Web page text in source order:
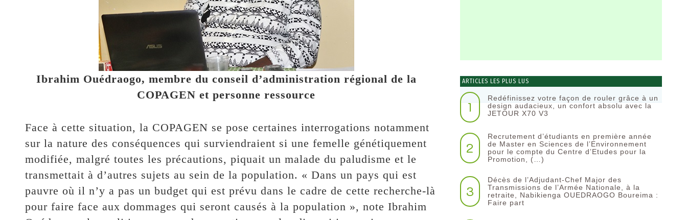
Ibrahim Ouédraogo, membre du conseil d’administration régional de la
COPAGEN et personne ressource
Face à cette situation, la COPAGEN se pose certaines interrogations notamment
sur la nature des conséquences qui surviendraient si une femelle génétiquement
modifiée, malgré toutes les précautions, piquait un malade du paludisme et le
transmettait à d’autres sujets au sein de la population. « Dans un pays qui est
pauvre où il n’y a pas un budget qui est prévu dans le cadre de cette recherche-là
pour faire face aux dommages qui seront causés à la population », note Ibrahim
ARTICLES LES PLUS LUS
1
Redéfinissez votre façon de rouler grâce à un
design audacieux, un confort absolu avec la
JETOUR X70 V3
2
Recrutement d’étudiants en première année
de Master en Sciences de l’Environnement
pour le compte du Centre d’Etudes pour la
Promotion, (…)
3
Décès de l’Adjudant-Chef Major des
Transmissions de l’Armée Nationale, à la
retraite, Nabikienga OUEDRAOGO Boureima :
Faire part